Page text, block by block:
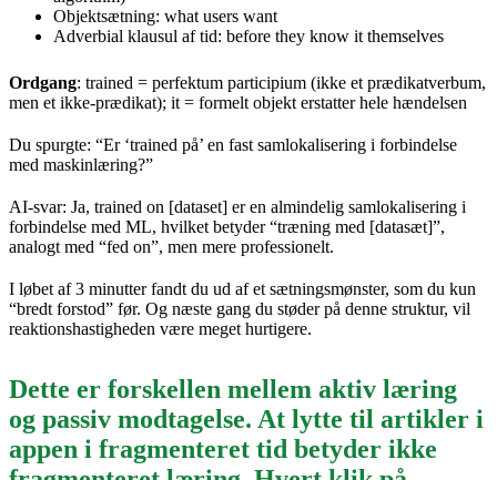
Objektsætning: what users want
Adverbial klausul af tid: before they know it themselves
Ordgang: trained = perfektum participium (ikke et prædikatverbum,
men et ikke-prædikat); it = formelt objekt erstatter hele hændelsen
Du spurgte: “Er ‘trained på’ en fast samlokalisering i forbindelse
med maskinlæring?”
AI-svar: Ja, trained on [dataset] er en almindelig samlokalisering i
forbindelse med ML, hvilket betyder “træning med [datasæt]”,
analogt med “fed on”, men mere professionelt.
I løbet af 3 minutter fandt du ud af et sætningsmønster, som du kun
“bredt forstod” før. Og næste gang du støder på denne struktur, vil
reaktionshastigheden være meget hurtigere.
Dette er forskellen mellem aktiv læring
og passiv modtagelse. At lytte til artikler i
appen i fragmenteret tid betyder ikke